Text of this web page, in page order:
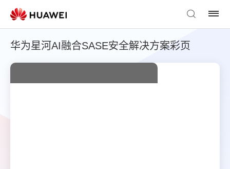
华为星河AI融合SASE安全解决方案彩页